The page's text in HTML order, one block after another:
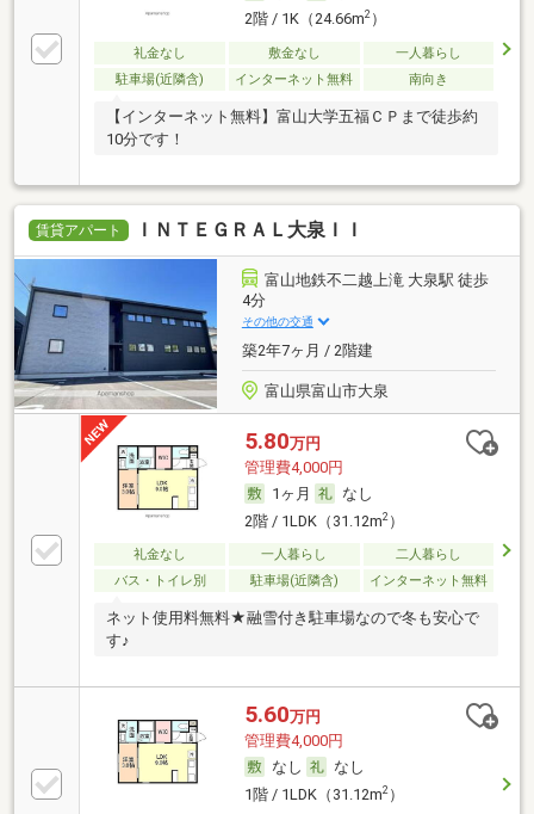
2階 / 1K（24.66m2）
礼金なし 敷金なし
一人暮らし
駐車場(近隣含)
インターネット無料 南向き
【インターネット無料】富山大学五福ＣＰまで徒歩約
10分です！
賃貸アパート ＩＮＴＥＧＲＡＬ大泉ＩＩ
富山地鉄不二越上滝 大泉駅 徒歩
4分
その他の交通
築2年7ヶ月 / 2階建
富山県富山市大泉
5.80万円
管理費4,000円
1ヶ月
なし
2階 / 1LDK（31.12m2）
礼金なし 一人暮らし
二人暮らし
バス・トイレ別
駐車場(近隣含) インターネット無料
ネット使用料無料★融雪付き駐車場なので冬も安心で
す♪
5.60万円
管理費4,000円
なし
なし
1階 / 1LDK（31.12m2）